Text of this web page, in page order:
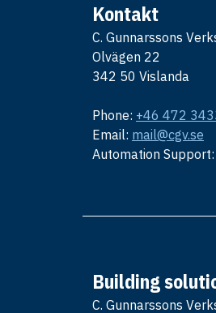
Kontakt
C. Gunnarssons
Olvägen 22
342 50 Vislanda
Phone: +46 472
Email: mail@cgv.se
Automation Support:
Building
C. Gunnarssons